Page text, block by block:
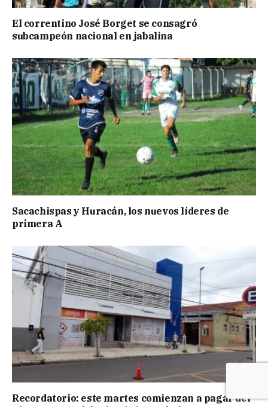
El correntino José Borget se consagró
subcampeón nacional en jabalina
Sacachispas y Huracán, los nuevos líderes de
primera A
Recordatorio: este martes comienzan a pagar del